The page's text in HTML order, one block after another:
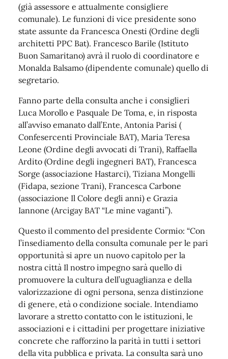
(già assessore e attualmente consigliere
comunale). Le funzioni di vice presidente sono
state assunte da Francesca Onesti (Ordine degli
architetti PPC Bat). Francesco Barile (Istituto
Buon Samaritano) avrà il ruolo di coordinatore e
Monalda Balsamo (dipendente comunale) quello di
segretario.
Fanno parte della consulta anche i consiglieri
Luca Morollo e Pasquale De Toma, e, in risposta
all’avviso emanato dall’Ente, Antonia Parisi (
Confesercenti Provinciale BAT), Maria Teresa
Leone (Ordine degli avvocati di Trani), Raffaella
Ardito (Ordine degli ingegneri BAT), Francesca
Sorge (associazione Hastarci), Tiziana Mongelli
(Fidapa, sezione Trani), Francesca Carbone
(associazione Il Colore degli anni) e Grazia
Iannone (Arcigay BAT “Le mine vaganti”).
Questo il commento del presidente Cormio: “Con
l’insediamento della consulta comunale per le pari
opportunità si apre un nuovo capitolo per la
nostra città Il nostro impegno sarà quello di
promuovere la cultura dell’uguaglianza e della
valorizzazione di ogni persona, senza distinzione
di genere, età o condizione sociale. Intendiamo
lavorare a stretto contatto con le istituzioni, le
associazioni e i cittadini per progettare iniziative
concrete che rafforzino la parità in tutti i settori
della vita pubblica e privata. La consulta sarà uno